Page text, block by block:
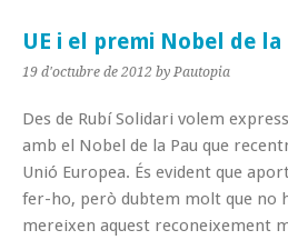
UE i el premi Nobel de la
19 d'octubre de 2012 by Pautopia
Des de Rubí Solidari volem
amb el Nobel de la Pau que
Unió Europea. És evident que
fer-ho, però dubtem molt que no
mereixen aquest reconeixement